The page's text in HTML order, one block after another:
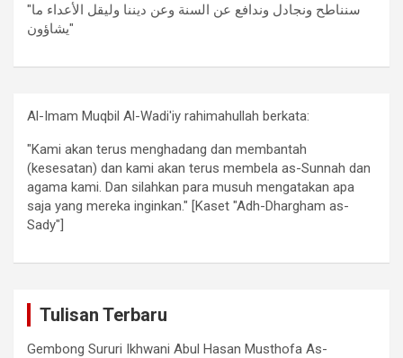
"سنناطح ونجادل وندافع عن السنة وعن ديننا وليقل الأعداء ما
يشاؤون"
Al-Imam Muqbil Al-Wadi'iy rahimahullah berkata:
"Kami akan terus menghadang dan membantah
(kesesatan) dan kami akan terus membela as-Sunnah dan
agama kami. Dan silahkan para musuh mengatakan apa
saja yang mereka inginkan." [Kaset "Adh-Dhargham as-
Sady"]
Tulisan Terbaru
Gembong Sururi Ikhwani Abul Hasan Musthofa As-